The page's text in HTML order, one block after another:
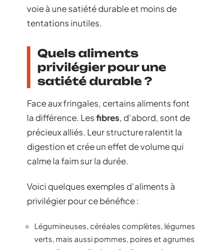
voie à une satiété durable et moins de
tentations inutiles.
Quels aliments
privilégier pour une
satiété durable ?
Face aux fringales, certains aliments font
la différence. Lesfibres, d’abord, sont de
précieux alliés. Leur structure ralentit la
digestion et crée un effet de volume qui
calme la faim sur la durée.
Voici quelques exemples d’aliments à
privilégier pour ce bénéfice :
Légumineuses, céréales complètes, légumes
verts, mais aussi pommes, poires et agrumes